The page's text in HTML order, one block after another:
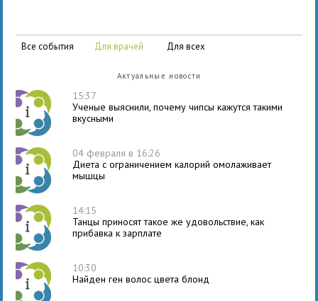
все события для врачей для всех
Актуальные новости
15:37
Ученые выяснили, почему чипсы кажутся такими
вкусными
04 февраля в 16:26
Диета с ограничением калорий омолаживает
мышцы
14:15
Танцы приносят такое же удовольствие, как
прибавка к зарплате
10:30
Найден ген волос цвета блонд